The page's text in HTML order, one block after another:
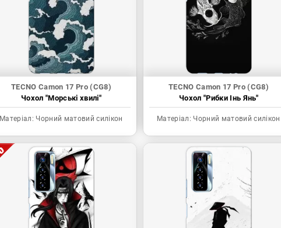
TECNO Camon 17 Pro (CG8)
Чохол "Морські хвилі"
Матеріал: Чорний матовий силікон
TECNO Camon 17 Pro (CG8)
Чохол "Рибки Інь Янь"
Матеріал: Чорний матовий силікон